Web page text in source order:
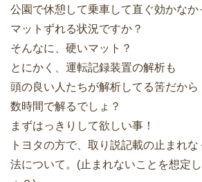
公園で休憩して乗車して直ぐ効かなか
マットずれる状況ですか？
そんなに、硬いマット？
とにかく、運転記録装置の解析も
頭の良い人たちが解析してる筈だから
数時間で解るでしょ？
まずはっきりして欲しい事！
トヨタの方で、取り説記載の止まれ
法について。(止まれないことを想定